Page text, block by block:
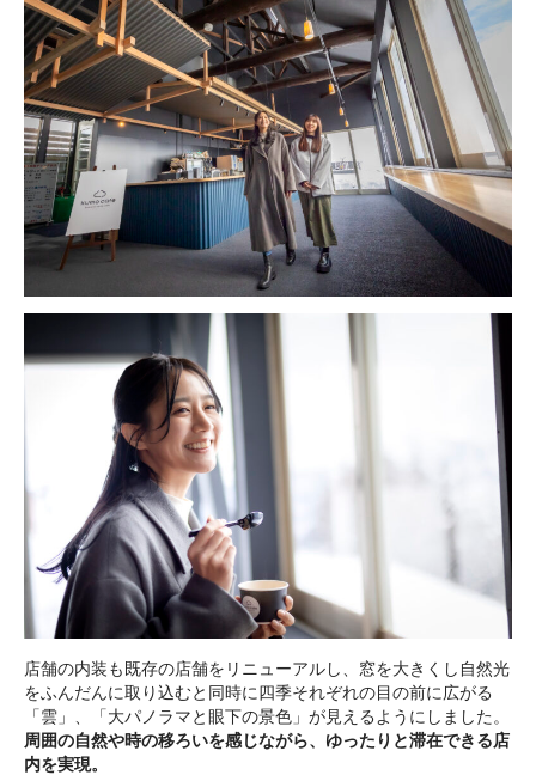
店舗の内装も既存の店舗をリニューアルし、窓を大きくし自然光
をふんだんに取り込むと同時に四季それぞれの目の前に広がる
「雲」、「大パノラマと眼下の景色」が見えるようにしました。
周囲の自然や時の移ろいを感じながら、ゆったりと滞在できる店
内を実現。